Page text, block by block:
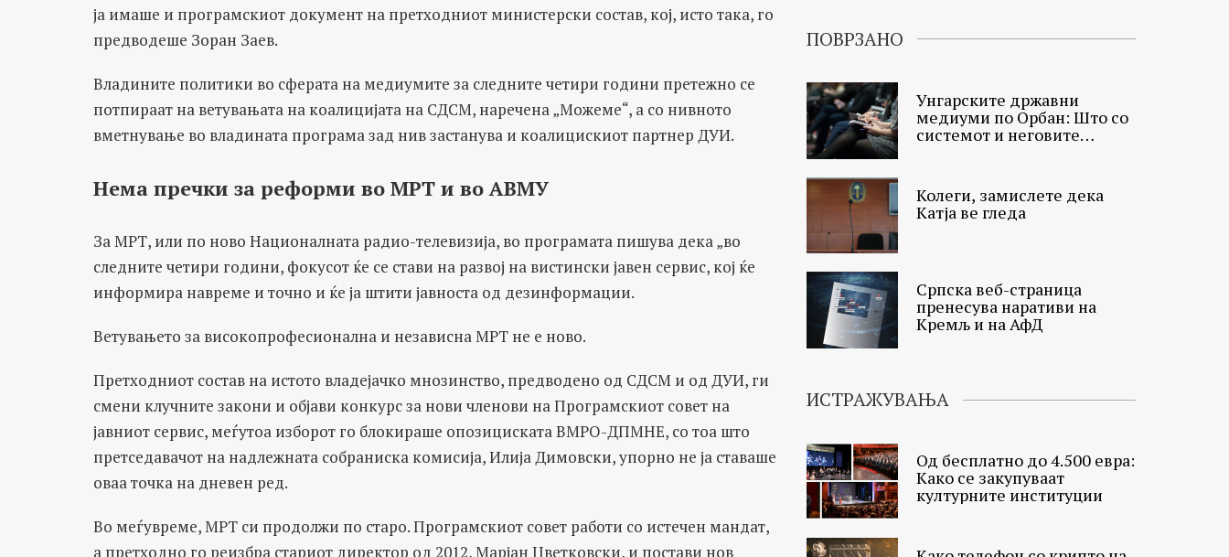
ја имаше и програмскиот документ на претходниот министерски состав, кој, исто така, го
предводеше Зоран Заев.
Владините политики во сферата на медиумите за следните четири години претежно се
потпираат на ветувањата на коалицијата на СДСМ, наречена „Можеме“, а со нивното
вметнување во владината програма зад нив застанува и коалицискиот партнер ДУИ.
Нема пречки за реформи во МРТ и во АВМУ
За МРТ, или по ново Националната радио-телевизија, во програмата пишува дека „во
следните четири години, фокусот ќе се стави на развој на вистински јавен сервис, кој ќе
информира навреме и точно и ќе ја штити јавноста од дезинформации.
Ветувањето за високопрофесионална и независна МРТ не е ново.
Претходниот состав на истото владејачко мнозинство, предводено од СДСМ и од ДУИ, ги
смени клучните закони и објави конкурс за нови членови на Програмскиот совет на
јавниот сервис, меѓутоа изборот го блокираше опозициската ВМРО-ДПМНЕ, со тоа што
претседавачот на надлежната собраниска комисија, Илија Димовски, упорно не ја ставаше
оваа точка на дневен ред.
Во меѓувреме, МРТ си продолжи по старо. Програмскиот совет работи со истечен мандат,
а претходно го реизбра стариот директор од 2012, Марјан Цветковски, и постави нов
ПОВРЗАНО
Унгарските државни
медиуми по Орбан: Што со
системот и неговите
Колеги, замислете дека
Катја ве гледа
Српска веб-страница
пренесува наративи на
Кремљ и на АфД
ИСТРАЖУВАЊА
Од бесплатно до 4.500 евра:
Како се закупуваат
културните институции